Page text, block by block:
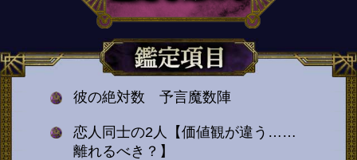
彼の絶対数 予言魔数陣
恋人同士の2人【価値観が違う……
離れるべき？】